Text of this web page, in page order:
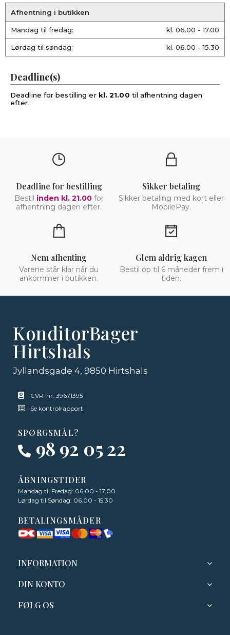
Afhentning i butikken
Mandag til fredag: kl. 06.00 - 17.00
Lørdag til søndag: kl. 06.00 - 15.30
Deadline(s)
Deadline for bestilling er kl. 21.00 til afhentning dagen
efter.
Deadline for bestilling
Bestil inden kl. 21.00for
afhentning dagen efter.
Sikker betaling
Sikker betaling med kort eller
MobilePay.
Nem afhenting
Varene står klar når du
ankommer i butikken.
Glem aldrig kagen
Bestil op til 6 måneder frem i
tiden.
KonditorBager
Hirtshals
Jyllandsgade 4, 9850 Hirtshals
CVR-nr. 39671395
Se kontrolrapport
SPØRGSMÅL?
98 92 05 22
ÅBNINGSTIDER
Mandag til Fredag: 06.00 - 17.00
Lørdag til Søndag: 06.00 - 15.30
BETALINGSMÅDER
INFORMATION
DIN KONTO
FØLG OS